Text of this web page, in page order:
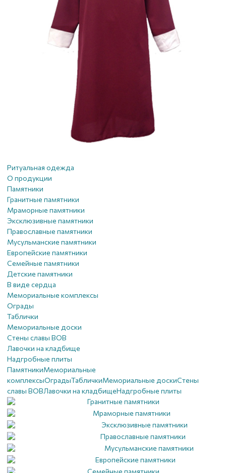
Ритуальная одежда
О продукции
Памятники
Гранитные памятники
Мраморные памятники
Эксклюзивные памятники
Православные памятники
Мусульманские памятники
Европейские памятники
Семейные памятники
Детские памятники
В виде сердца
Мемориальные комплексы
Ограды
Таблички
Мемориальные доски
Стены славы ВОВ
Лавочки на кладбище
Надгробные плиты
ПамятникиМемориальные
комплексыОградыТабличкиМемориальные доскиСтены
славы ВОВЛавочки на кладбищеНадгробные плиты
Гранитные памятники
Мраморные памятники
Эксклюзивные памятники
Православные памятники
Мусульманские памятники
Европейские памятники
Семейные памятники